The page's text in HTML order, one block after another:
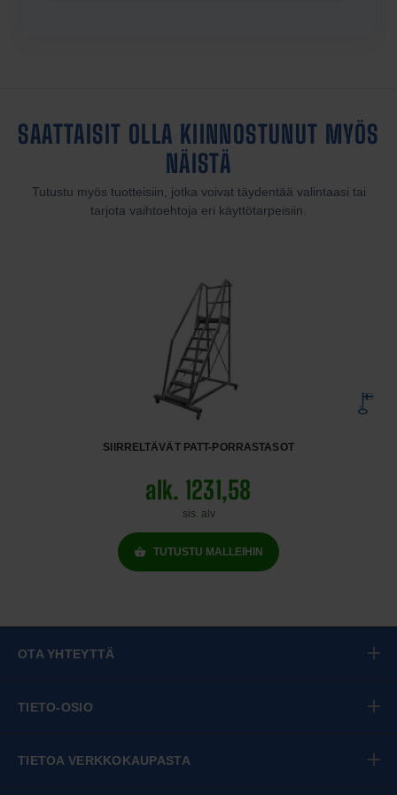
SAATTAISIT OLLA KIINNOSTUNUT MYÖS
NÄISTÄ
Tutustu myös tuotteisiin, jotka voivat täydentää valintaasi tai
tarjota vaihtoehtoja eri käyttötarpeisiin.
SIIRRELTÄVÄT PATT-PORRASTASOT
alk. 1231,58
sis. alv
TUTUSTU MALLEIHIN
OTA YHTEYTTÄ
TIETO-OSIO
TIETOA VERKKOKAUPASTA